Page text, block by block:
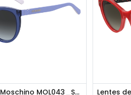
Lentes de Sol Moschino MOL043_S_PJPGB_P00